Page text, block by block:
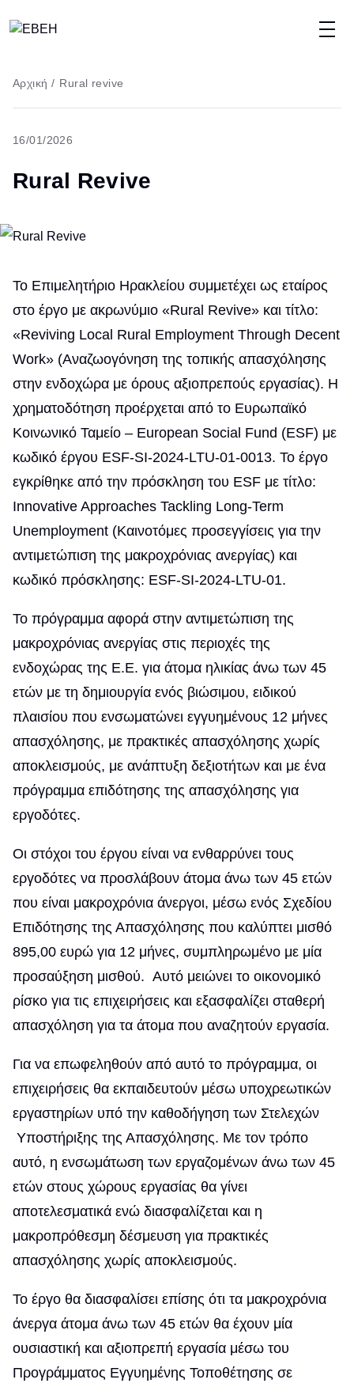
προς
κυρίως
περιεχόμενο
Breadcrumb
Αρχική / Rural revive
16/01/2026
Rural Revive
Το Επιμελητήριο Ηρακλείου συμμετέχει ως εταίρος
στο έργο με ακρωνύμιο «Rural Revive» και τίτλο:
«Reviving Local Rural Employment Through Decent
Work» (Αναζωογόνηση της τοπικής απασχόλησης
στην ενδοχώρα με όρους αξιοπρεπούς εργασίας). Η
χρηματοδότηση προέρχεται από το Ευρωπαϊκό
Κοινωνικό Ταμείο – European Social Fund (ESF) με
κωδικό έργου ESF-SI-2024-LTU-01-0013. Το έργο
εγκρίθηκε από την πρόσκληση του ESF με τίτλο:
Innovative Approaches Tackling Long-Term
Unemployment (Καινοτόμες προσεγγίσεις για την
αντιμετώπιση της μακροχρόνιας ανεργίας) και
κωδικό πρόσκλησης: ESF-SI-2024-LTU-01.
Το πρόγραμμα αφορά στην αντιμετώπιση της
μακροχρόνιας ανεργίας στις περιοχές της
ενδοχώρας της Ε.Ε. για άτομα ηλικίας άνω των 45
ετών με τη δημιουργία ενός βιώσιμου, ειδικού
πλαισίου που ενσωματώνει εγγυημένους 12 μήνες
απασχόλησης, με πρακτικές απασχόλησης χωρίς
αποκλεισμούς, με ανάπτυξη δεξιοτήτων και με ένα
πρόγραμμα επιδότησης της απασχόλησης για
εργοδότες.
Οι στόχοι του έργου είναι να ενθαρρύνει τους
εργοδότες να προσλάβουν άτομα άνω των 45 ετών
που είναι μακροχρόνια άνεργοι, μέσω ενός Σχεδίου
Επιδότησης της Απασχόλησης που καλύπτει μισθό
895,00 ευρώ για 12 μήνες, συμπληρωμένο με μία
προσαύξηση μισθού. Αυτό μειώνει το οικονομικό
ρίσκο για τις επιχειρήσεις και εξασφαλίζει σταθερή
απασχόληση για τα άτομα που αναζητούν εργασία.
Για να επωφεληθούν από αυτό το πρόγραμμα, οι
επιχειρήσεις θα εκπαιδευτούν μέσω υποχρεωτικών
εργαστηρίων υπό την καθοδήγηση των Στελεχών
Υποστήριξης της Απασχόλησης. Με τον τρόπο
αυτό, η ενσωμάτωση των εργαζομένων άνω των 45
ετών στους χώρους εργασίας θα γίνει
αποτελεσματικά ενώ διασφαλίζεται και η
μακροπρόθεσμη δέσμευση για πρακτικές
απασχόλησης χωρίς αποκλεισμούς.
Το έργο θα διασφαλίσει επίσης ότι τα μακροχρόνια
άνεργα άτομα άνω των 45 ετών θα έχουν μία
ουσιαστική και αξιοπρεπή εργασία μέσω του
Προγράμματος Εγγυημένης Τοποθέτησης σε